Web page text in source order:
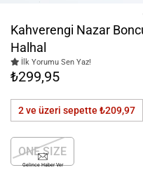
Kahverengi Nazar
Halhal
İlk Yorumu Sen Yaz!
₺299,95
2 ve üzeri sepette ₺209,97
ONE SIZE
Gelince Haber Ver